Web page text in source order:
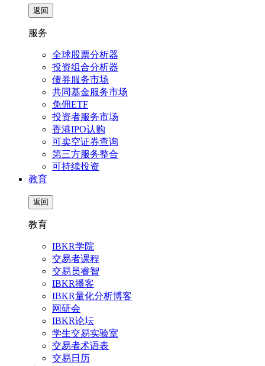
返回
服务
全球股票分析器
投资组合分析器
债券服务市场
共同基金服务市场
免佣ETF
投资者服务市场
香港IPO认购
可卖空证券查询
第三方服务整合
可持续投资
教育
返回
教育
IBKR学院
交易者课程
交易员睿智
IBKR播客
IBKR量化分析博客
网研会
IBKR论坛
学生交易实验室
交易者术语表
交易日历